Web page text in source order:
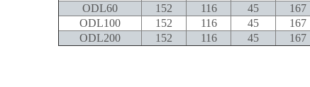
ODL60
152 116 45 167
ODL100
152 116 45 167
ODL200
152 116 45 167